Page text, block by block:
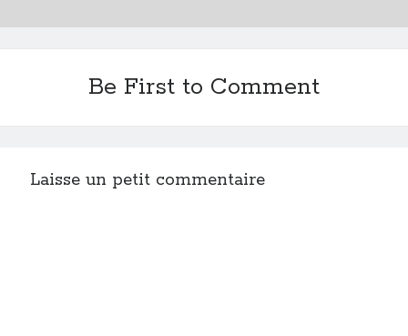
Be First to Comment
Laisse un petit commentaire